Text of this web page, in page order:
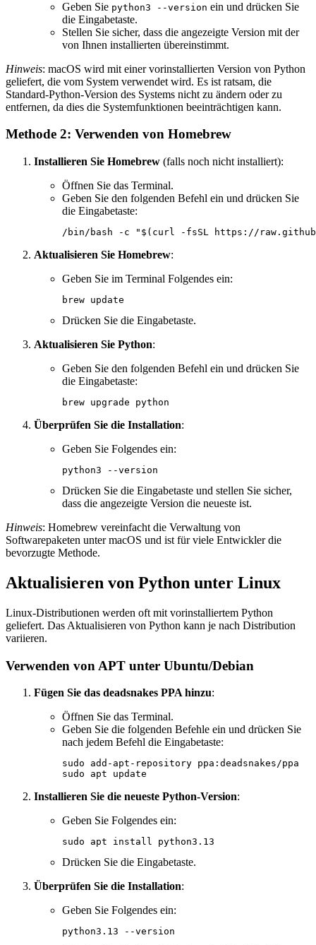
Geben Sie python3 --version ein und drücken Sie
die Eingabetaste.
Stellen Sie sicher, dass die angezeigte Version mit der
von Ihnen installierten übereinstimmt.
Hinweis: macOS wird mit einer vorinstallierten Version von Python
geliefert, die vom System verwendet wird. Es ist ratsam, die
Standard-Python-Version des Systems nicht zu ändern oder zu
entfernen, da dies die Systemfunktionen beeinträchtigen kann.
Methode 2: Verwenden von Homebrew
Installieren Sie Homebrew (falls noch nicht installiert):
Öffnen Sie das Terminal.
Geben Sie den folgenden Befehl ein und drücken Sie
die Eingabetaste:
Aktualisieren Sie Homebrew:
Geben Sie im Terminal Folgendes ein:
Drücken Sie die Eingabetaste.
Aktualisieren Sie Python:
Geben Sie den folgenden Befehl ein und drücken Sie
die Eingabetaste:
Überprüfen Sie die Installation:
Geben Sie Folgendes ein:
Drücken Sie die Eingabetaste und stellen Sie sicher,
dass die angezeigte Version die neueste ist.
Hinweis: Homebrew vereinfacht die Verwaltung von
Softwarepaketen unter macOS und ist für viele Entwickler die
bevorzugte Methode.
Aktualisieren von Python unter Linux
Linux-Distributionen werden oft mit vorinstalliertem Python
geliefert. Das Aktualisieren von Python kann je nach Distribution
variieren.
Verwenden von APT unter Ubuntu/Debian
Fügen Sie das deadsnakes PPA hinzu:
Öffnen Sie das Terminal.
Geben Sie die folgenden Befehle ein und drücken Sie
nach jedem Befehl die Eingabetaste:
sudo add-apt-repository ppa:deadsnakes/ppa
Installieren Sie die neueste Python-Version:
Geben Sie Folgendes ein:
Drücken Sie die Eingabetaste.
Überprüfen Sie die Installation:
Geben Sie Folgendes ein: